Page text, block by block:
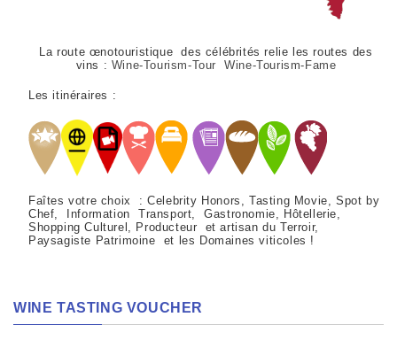
La route œnotouristique des célébrités relie les routes des
vins : Wine-Tourism-Tour Wine-Tourism-Fame
Les itinéraires :
Faîtes votre choix : Celebrity Honors, Tasting Movie, Spot by
Chef, Information Transport, Gastronomie, Hôtellerie,
Shopping Culturel, Producteur et artisan du Terroir,
Paysagiste Patrimoine et les Domaines viticoles !
WINE TASTING VOUCHER